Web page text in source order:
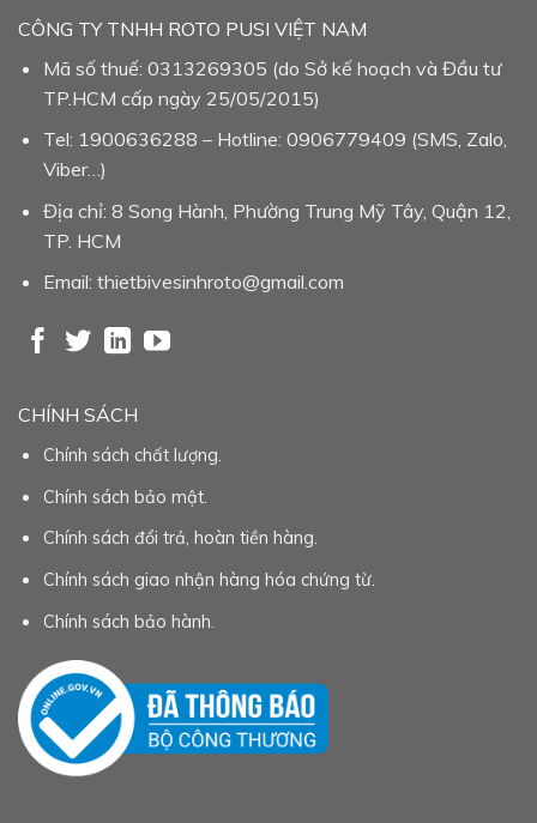
CÔNG TY TNHH ROTO PUSI VIỆT NAM
Mã số thuế: 0313269305 (do Sở kế hoạch và Đầu tư
TP.HCM cấp ngày 25/05/2015)
Tel: 1900636288 – Hotline: 0906779409 (SMS, Zalo,
Viber…)
Địa chỉ: 8 Song Hành, Phường Trung Mỹ Tây, Quận 12,
TP. HCM
Email: thietbivesinhroto@gmail.com
CHÍNH SÁCH
Chính sách chất lượng.
Chính sách bảo mật.
Chính sách đổi trả, hoàn tiền hàng.
Chính sách giao nhận hàng hóa chứng từ.
Chính sách bảo hành.